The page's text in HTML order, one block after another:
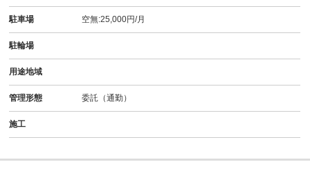
駐車場 空無:25,000円/月
駐輪場
用途地域
管理形態 委託（通勤）
施工